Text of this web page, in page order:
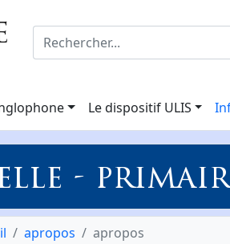
Le dispositif ULIS
-
apropos apropos